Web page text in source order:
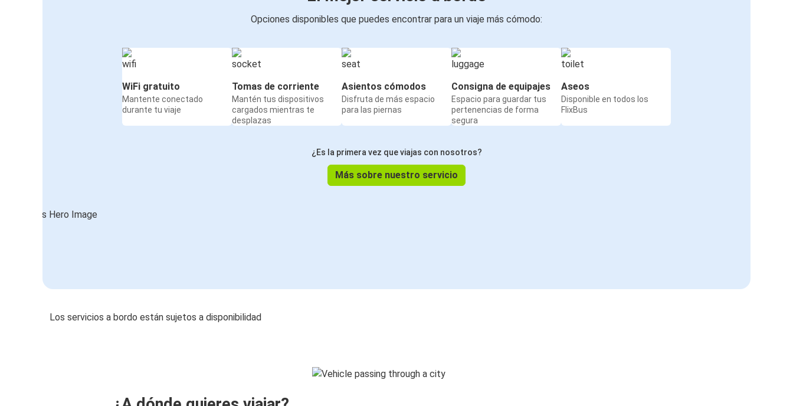
Opciones disponibles que puedes encontrar para un viaje más cómodo:
WiFi gratuito
Mantente conectado
durante tu viaje
Tomas de corriente
Mantén tus dispositivos
cargados mientras te
desplazas
Asientos cómodos
Disfruta de más espacio
para las piernas
Consigna de equipajes
Espacio para guardar tus
pertenencias de forma
segura
Aseos
Disponible en todos los
FlixBus
¿Es la primera vez que viajas con nosotros?
Más sobre nuestro servicio
Los servicios a bordo están sujetos a disponibilidad